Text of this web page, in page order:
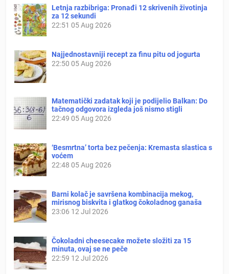
Letnja razbibriga: Pronađi 12 skrivenih životinja
za 12 sekundi
22:51 05 Aug 2026
Najjednostavniji recept za finu pitu od jogurta
22:50 05 Aug 2026
Matematički zadatak koji je podijelio Balkan: Do
tačnog odgovora izgleda još nismo stigli
22:49 05 Aug 2026
‘Besmrtna’ torta bez pečenja: Kremasta slastica s
voćem
22:48 05 Aug 2026
Barni kolač je savršena kombinacija mekog,
mirisnog biskvita i glatkog čokoladnog ganaša
23:06 12 Jul 2026
Čokoladni cheesecake možete složiti za 15
minuta, ovaj se ne peče
22:59 12 Jul 2026